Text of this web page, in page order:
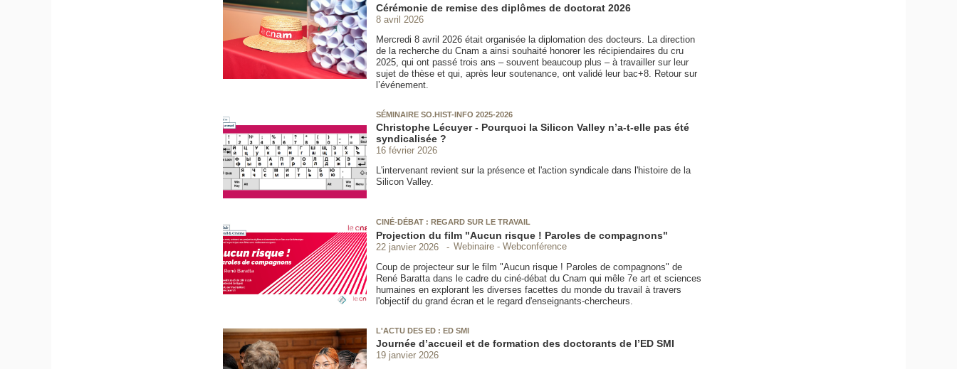
Cérémonie de remise des diplômes de doctorat 2026
8 avril 2026
Mercredi 8 avril 2026 était organisée la diplomation des docteurs. La direction
de la recherche du Cnam a ainsi souhaité honorer les récipiendaires du cru
2025, qui ont passé trois ans – souvent beaucoup plus – à travailler sur leur
sujet de thèse et qui, après leur soutenance, ont validé leur bac+8. Retour sur
l’événement.
SÉMINAIRE SO.HIST-INFO 2025-2026
Christophe Lécuyer - Pourquoi la Silicon Valley n’a-t-elle pas été
syndicalisée ?
16 février 2026
L'intervenant revient sur la présence et l'action syndicale dans l'histoire de la
Silicon Valley.
CINÉ-DÉBAT : REGARD SUR LE TRAVAIL
Projection du film "Aucun risque ! Paroles de compagnons"
22 janvier 2026
Webinaire - Webconférence
Coup de projecteur sur le film "Aucun risque ! Paroles de compagnons" de
René Baratta dans le cadre du ciné-débat du Cnam qui mêle 7e art et sciences
humaines en explorant les diverses facettes du monde du travail à travers
l'objectif du grand écran et le regard d'enseignants-chercheurs.
L'ACTU DES ED : ED SMI
Journée d’accueil et de formation des doctorants de l’ED SMI
19 janvier 2026